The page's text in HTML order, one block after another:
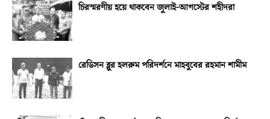
চিরস্মরণীয় হয়ে থাকবেন জুলাই-আগস্টের শহীদরা
রেডিসন ব্লুর হলরুম পরিদর্শনে মাহবুবের রহমান শামীম